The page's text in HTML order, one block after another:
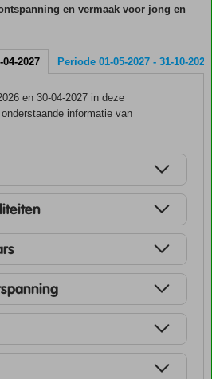
en vermaak voor jong en
04-2027 Periode 01-05-2027 - 31-10-2027
en 30-04-2027 in deze
informatie van